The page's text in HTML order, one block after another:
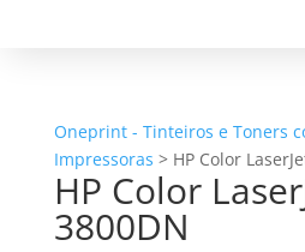
Oneprint - Tinteiros e Toners
Impressoras > HP Color
HP Color
3800DN